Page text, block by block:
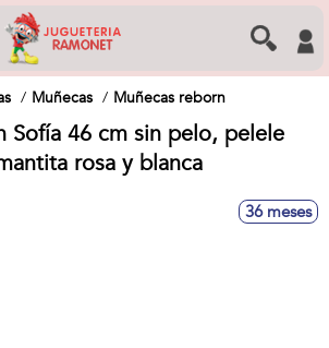
Muñecas Muñecas reborn
Sofía 46 cm sin pelo, pelele
rosa y blanca
36 meses